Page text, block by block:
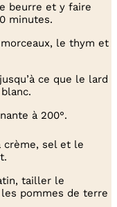
beurre et y faire
minutes.
le thym et
ce que le lard
à 200°.
crème, sel et le
tailler le
pommes de terre